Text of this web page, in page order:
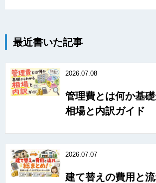
最近書いた記事
2026.07.08
管理費とは何か基
相場と内訳ガイド
2026.07.07
建て替えの費用と